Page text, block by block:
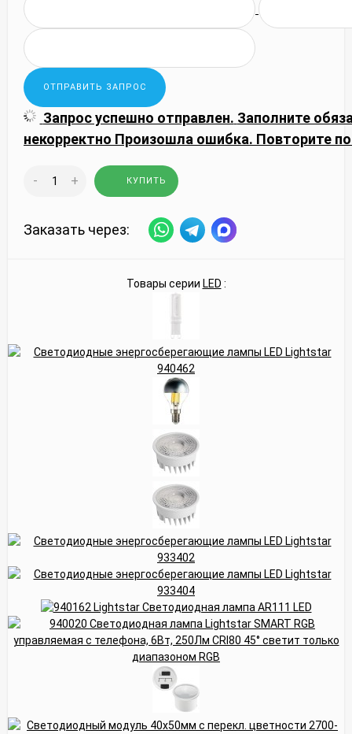
Запрос успешно отправлен. Заполните
некорректно Произошла ошибка. Повторите
- + КУПИТЬ
Заказать через:
Товары серии LED :